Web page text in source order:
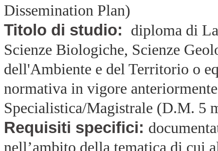
Dissemination Plan)
Titolo di studio: diploma di
Scienze Biologiche, Scienze
dell'Ambiente e del Territorio o
normativa in vigore
Specialistica/Magistrale (D.M. 5
Requisiti specifici:
nell’ambito della tematica di cui